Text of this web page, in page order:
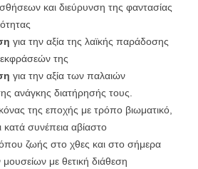
και διεύρυνση της φαντασίας
για την αξία της λαϊκής παράδοσης
της
για την αξία των παλαιών
ανάγκης διατήρησής τους.
της εποχής με τρόπο βιωματικό,
κατά συνέπεια αβίαστο
ζωής στο χθες και στο σήμερα
με θετική διάθεση